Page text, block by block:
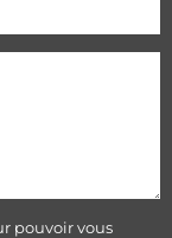
pouvoir vous